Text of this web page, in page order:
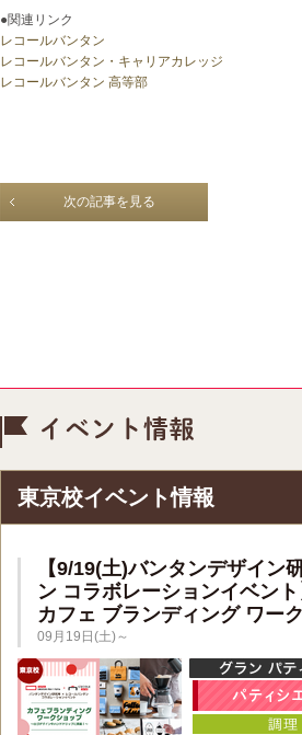
●関連リンク
レコールバンタン
レコールバンタン・キャリアカレッジ
レコールバンタン 高等部
次の記事を見る
東京校イベント情報
【9/19(土)バンタンデザイン
ン コラボレーションイベン
カフェ ブランディング ワー
09月19日(土)～